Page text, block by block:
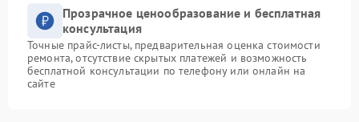
Прозрачное ценообразование и бесплатная
консультация
Точные прайс-листы, предварительная оценка стоимости
ремонта, отсутствие скрытых платежей и возможность
бесплатной консультации по телефону или онлайн на
сайте